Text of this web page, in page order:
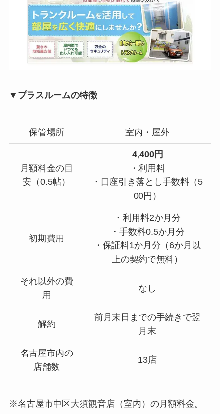
▼プラスルームの特徴
保管場所 室内・屋外
月額料金の目
安（0.5帖）
4,400円
・利用料
・口座引き落とし手数料（5
00円）
初期費用
・利用料2か月分
・手数料0.5か月分
・保証料1か月分（6か月以
上の契約で無料）
それ以外の費
用
なし
解約
前月末日までの手続きで翌
月末
名古屋市内の
店舗数
13店
※名古屋市中区大須観音店（室内）の月額料金。